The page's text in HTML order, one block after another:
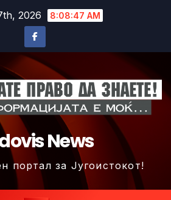
2026 8:08:50 AM
News
портал за Југоистокот!